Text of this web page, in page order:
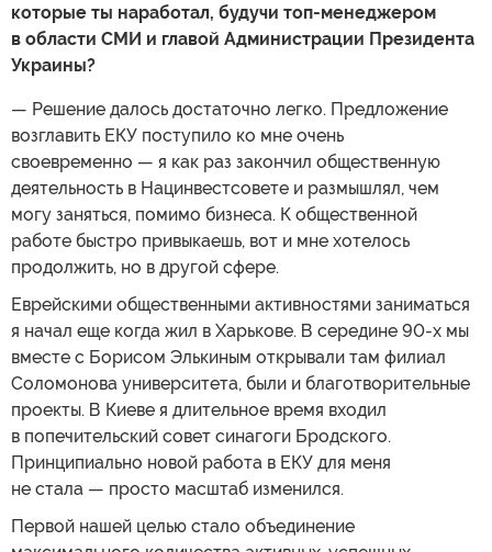
которые ты наработал, будучи топ-менеджером
в области СМИ и главой Администрации Президента
Украины?
— Решение далось достаточно легко. Предложение
возглавить ЕКУ поступило ко мне очень
своевременно — я как раз закончил общественную
деятельность в Нацинвестсовете и размышлял, чем
могу заняться, помимо бизнеса. К общественной
работе быстро привыкаешь, вот и мне хотелось
продолжить, но в другой сфере.
Еврейскими общественными активностями заниматься
я начал еще когда жил в Харькове. В середине 90-х мы
вместе с Борисом Элькиным открывали там филиал
Соломонова университета, были и благотворительные
проекты. В Киеве я длительное время входил
в попечительский совет синагоги Бродского.
Принципиально новой работа в ЕКУ для меня
не стала — просто масштаб изменился.
Первой нашей целью стало объединение